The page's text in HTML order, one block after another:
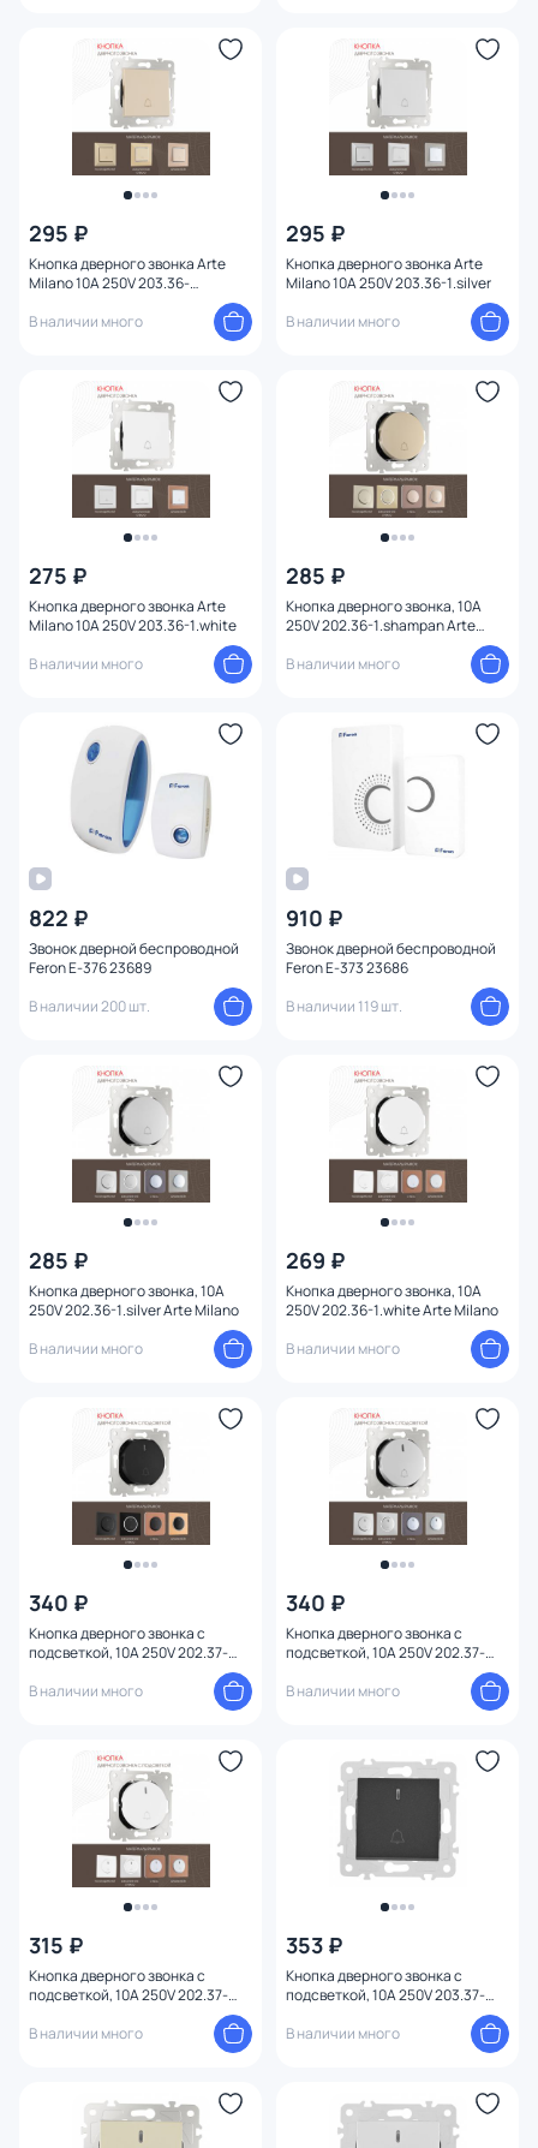
295 ₽
Кнопка дверного звонка Arte
Milano 10A 250V 203.36-
В наличии много
295 ₽
Кнопка дверного звонка Arte
Milano 10A 250V 203.36-1.silver
В наличии много
275 ₽
Кнопка дверного звонка Arte
Milano 10A 250V 203.36-1.white
В наличии много
285 ₽
Кнопка дверного звонка, 10A
250V 202.36-1.shampan Arte
В наличии много
822 ₽
Звонок дверной беспроводной
Feron E-376 23689
В наличии 200 шт.
910 ₽
Звонок дверной беспроводной
Feron E-373 23686
В наличии 119 шт.
285 ₽
Кнопка дверного звонка, 10A
250V 202.36-1.silver Arte Milano
В наличии много
269 ₽
Кнопка дверного звонка, 10A
250V 202.36-1.white Arte Milano
В наличии много
340 ₽
Кнопка дверного звонка с
подсветкой, 10A 250V 202.37-
В наличии много
340 ₽
Кнопка дверного звонка с
подсветкой, 10A 250V 202.37-
В наличии много
315 ₽
Кнопка дверного звонка с
подсветкой, 10A 250V 202.37-
В наличии много
353 ₽
Кнопка дверного звонка с
подсветкой, 10A 250V 203.37-
В наличии много